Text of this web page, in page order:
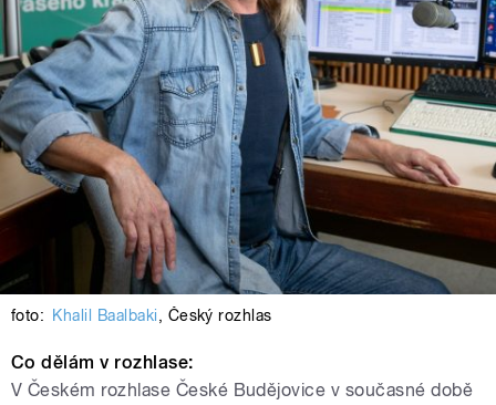
foto: Khalil Baalbaki, Český rozhlas
Co dělám v rozhlase:
V Českém rozhlase České Budějovice v současné době